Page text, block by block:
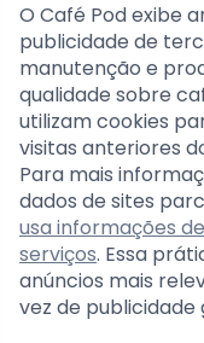
O Café Pod exibe
publicidade de
manutenção e
qualidade sobre
utilizam cookies
visitas anteriores
Para mais
dados de sites
usa informações
serviços. Essa
anúncios mais
vez de publicidade